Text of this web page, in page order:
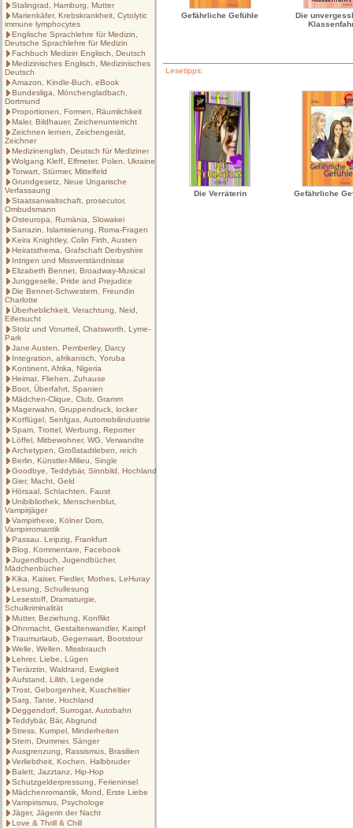
Stalingrad, Hamburg, Mutter
Marienkäfer, Krebskrankheit, Cytolytic
immune lymphocytes
Englische Sprachlehre für Medizin,
Deutsche Sprachlehre für Medizin
Fachbuch Medizin Englisch, Deutsch
Medizinisches Englisch, Medizinisches
Deutsch
Amazon, Kindle-Buch, eBook
Bundesliga, Mönchengladbach,
Dortmund
Proportionen, Formen, Räumlichkeit
Maler, Bildhauer, Zeichenunterricht
Zeichnen lernen, Zeichengerät,
Zeichner
Medizinenglish, Deutsch für Mediziner
Wolgang Kleff, Elfmeter, Polen, Ukraine
Torwart, Stürmer, Mittelfeld
Grundgesetz, Neue Ungarische
Verfassaung
Staatsanwaltschaft, prosecutor,
Ombudsmann
Osteuropa, Rumänia, Slowakei
Sarrazin, Islamisierung, Roma-Fragen
Keira Knightley, Colin Firth, Austen
Heiratsthema, Grafschaft Derbyshire
Intrigen und Missverständnisse
Elizabeth Bennet, Broadway-Musical
Junggeselle, Pride and Prejudice
Die Bennet-Schwestern, Freundin
Charlotte
Überheblichkeit, Verachtung, Neid,
Eifersucht
Stolz und Vorurteil, Chatsworth, Lyme-
Park
Jane Austen, Pemberley, Darcy
Integration, afrikanisch, Yoruba
Kontinent, Afrika, Nigeria
Heimat, Fliehen, Zuhause
Boot, Überfahrt, Spanien
Mädchen-Clique, Club, Gramm
Magerwahn, Gruppendruck, locker
Kotflügel, Senfgas, Automobilindustrie
Spam, Trottel, Werbung, Reporter
Löffel, Mitbewohner, WG, Verwandte
Archetypen, Großstadtleben, reich
Berlin, Künstler-Milieu, Single
Goodbye, Teddybär, Sinnbild, Hochland
Gier, Macht, Geld
Hörsaal, Schlachten, Faust
Unibibliothek, Menschenblut,
Vampirjäger
Vampirhexe, Kölner Dom,
Vampirromantik
Passau. Leipzig, Frankfurt
Blog, Kommentare, Facebook
Jugendbuch, Jugendbücher,
Mädchenbücher
Kika, Kaiser, Fiedler, Mothes, LeHuray
Lesung, Schullesung
Lesestoff, Dramaturgie,
Schulkriminalität
Mutter, Beziehung, Konflikt
Ohnmacht, Gestaltenwandler, Kampf
Traumurlaub, Gegenwart, Bootstour
Welle, Wellen, Missbrauch
Lehrer, Liebe, Lügen
Tierärztin, Waldrand, Ewigkeit
Aufstand, Lilith, Legende
Trost, Geborgenheit, Kuscheltier
Sarg, Tante, Hochland
Deggendorf, Surrogat, Autobahn
Teddybär, Bär, Abgrund
Stress, Kumpel, Minderheiten
Stern, Drummer, Sänger
Ausgrenzung, Rassismus, Brasilien
Verliebtheit, Kochen, Halbbruder
Balett, Jazztanz, Hip-Hop
Schutzgelderpressung, Ferieninsel
Mädchenromantik, Mond, Erste Liebe
Vampirismus, Psychologe
Jäger, Jägerin der Nacht
Love & Thrill & Chill
Gefährliche Gefühle
Die
Lesetipps:
Die Verräterin Gefährliche